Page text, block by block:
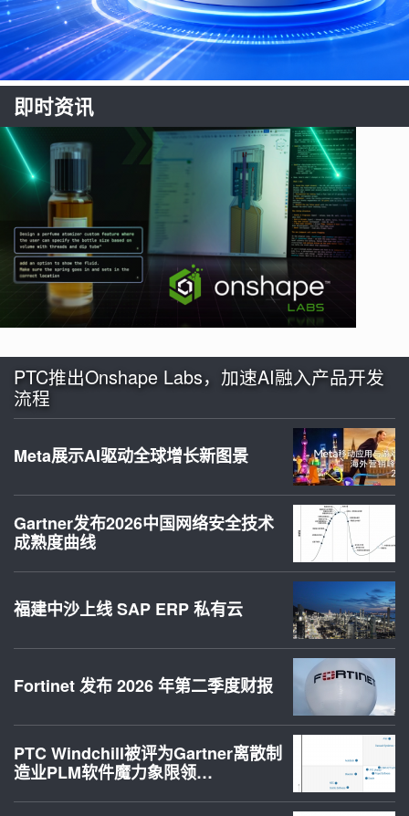
即时资讯
PTC推出Onshape Labs，加速AI融入产品开发
流程
Meta展示AI驱动全球增长新图景
Gartner发布2026中国网络安全技术
成熟度曲线
福建中沙上线 SAP ERP 私有云
Fortinet 发布 2026 年第二季度财报
PTC Windchill被评为Gartner离散制
造业PLM软件魔力象限领…